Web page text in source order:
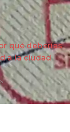
qué deberías
a la ciudad